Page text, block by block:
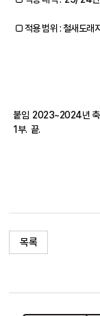
□ 적용 범위 : 철새도래
붙임 2023~2024년 축
1부. 끝.
목록